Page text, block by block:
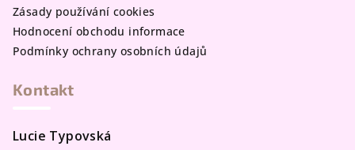
Zásady používání cookies
Hodnocení obchodu informace
Podmínky ochrany osobních údajů
Kontakt
Lucie Typovská